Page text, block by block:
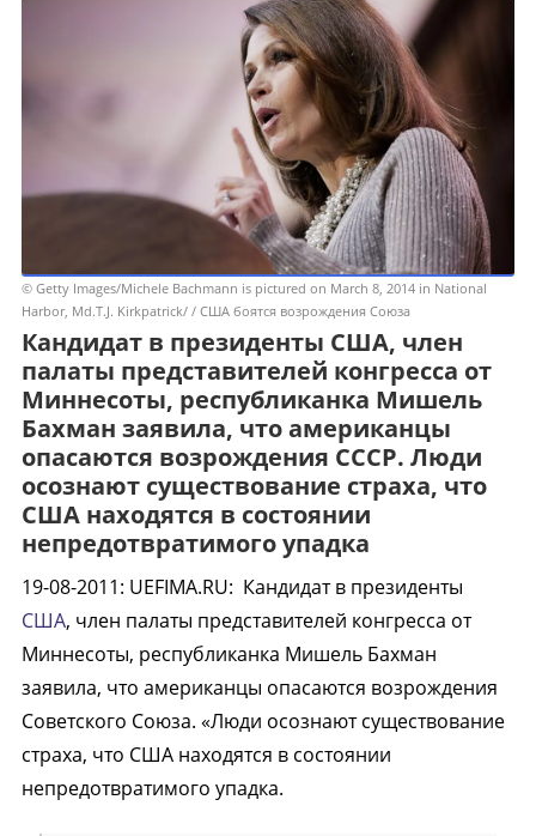
© Getty Images/Michele Bachmann is pictured on March 8, 2014 in National
Harbor, Md.T.J. Kirkpatrick/ / США боятся возрождения Союза
Кандидат в президенты США, член
палаты представителей конгресса от
Миннесоты, республиканка Мишель
Бахман заявила, что американцы
опасаются возрождения СССР. Люди
осознают существование страха, что
США находятся в состоянии
непредотвратимого упадка
19-08-2011: UEFIMA.RU: Кандидат в президенты
США, член палаты представителей конгресса от
Миннесоты, республиканка Мишель Бахман
заявила, что американцы опасаются возрождения
Советского Союза. «Люди осознают существование
страха, что США находятся в состоянии
непредотвратимого упадка.